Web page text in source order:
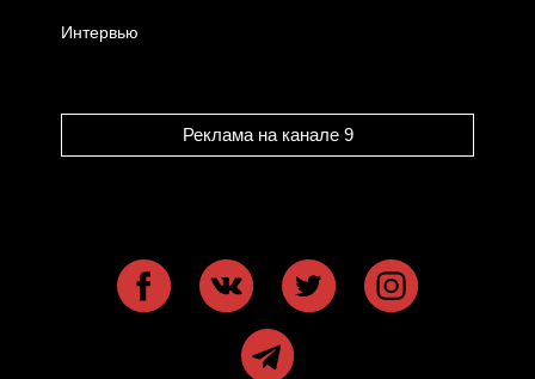
Интервью
Реклама на канале 9